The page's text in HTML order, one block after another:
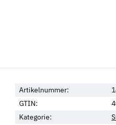
Artikelnummer:
GTIN:
Kategorie: